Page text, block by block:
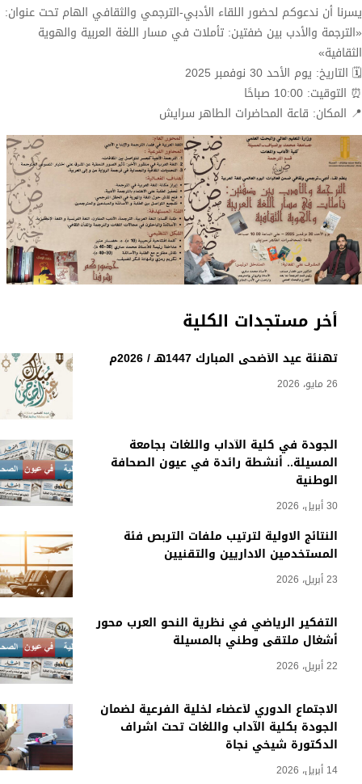
أخر مستجدات الكلية
تهنئة عيد الأضحى المبارك 1447هـ / 2026م
26 مايو، 2026
الجودة في كلية الآداب واللغات بجامعة
المسيلة.. أنشطة رائدة في عيون الصحافة
الوطنية
30 أبريل، 2026
النتائج الاولية لترتيب ملفات التربص فئة
المستخدمين الاداريين والتقنيين
23 أبريل، 2026
التفكير الرياضي في نظرية النحو العرب محور
أشغال ملتقى وطني بالمسيلة
22 أبريل، 2026
الاجتماع الدوري لأعضاء لخلية الفرعية لضمان
الجودة بكلية الآداب واللغات تحت اشراف
الدكتورة شيخي نجاة
14 أبريل، 2026
يسرنا أن ندعوكم لحضور اللقاء الأدبي-الترجمي والثقافي الهام تحت عنوان:
«الترجمة والأدب بين ضفتين: تأملات في مسار اللغة العربية والهوية
الثقافية»
🗓 التاريخ: يوم الأحد 30 نوفمبر 2025
⏰ التوقيت: 10:00 صباحًا
📍 المكان: قاعة المحاضرات الطاهر سرايش